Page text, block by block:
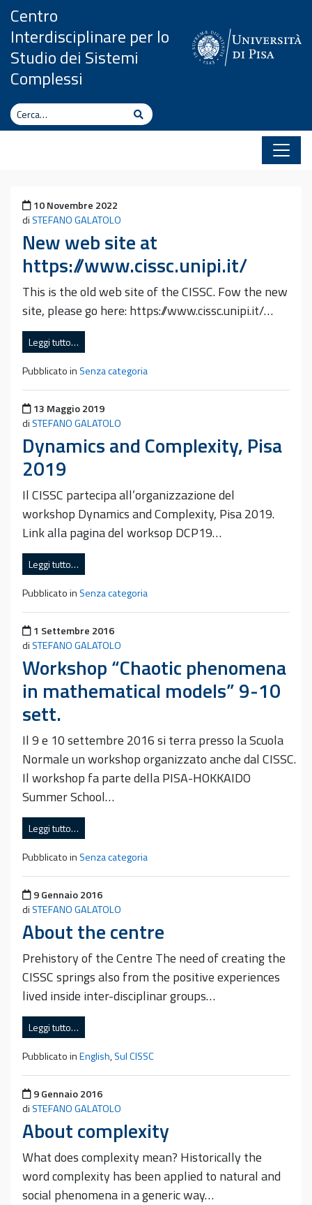
Vai al contenuto
Centro
Interdisciplinare per lo
Studio dei Sistemi
Complessi
Cerca Cerca
Pubblicato il
10 Novembre 2022
diSTEFANO GALATOLO
New web site at
https://www.cissc.unipi.it/
This is the old web site of the CISSC. Fow the new
site, please go here: https://www.cissc.unipi.it/…
Leggi tutto…
Pubblicato inSenza categoria
Pubblicato il
13 Maggio 2019
diSTEFANO GALATOLO
Dynamics and Complexity, Pisa
2019
Il CISSC partecipa all’organizzazione del
workshop Dynamics and Complexity, Pisa 2019.
Link alla pagina del worksop DCP19…
Leggi tutto…
Pubblicato inSenza categoria
Pubblicato il
1 Settembre 2016
diSTEFANO GALATOLO
Workshop “Chaotic phenomena
in mathematical models” 9-10
sett.
Il 9 e 10 settembre 2016 si terra presso la Scuola
Normale un workshop organizzato anche dal CISSC.
Il workshop fa parte della PISA-HOKKAIDO
Summer School…
Leggi tutto…
Pubblicato inSenza categoria
Pubblicato il
9 Gennaio 2016
diSTEFANO GALATOLO
About the centre
Prehistory of the Centre The need of creating the
CISSC springs also from the positive experiences
lived inside inter-disciplinar groups…
Leggi tutto…
Pubblicato inEnglish,Sul CISSC
Pubblicato il
9 Gennaio 2016
diSTEFANO GALATOLO
About complexity
What does complexity mean? Historically the
word complexity has been applied to natural and
social phenomena in a generic way…